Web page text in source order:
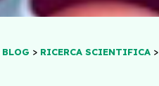
BLOG > RICERCA SCIENTIFICA >